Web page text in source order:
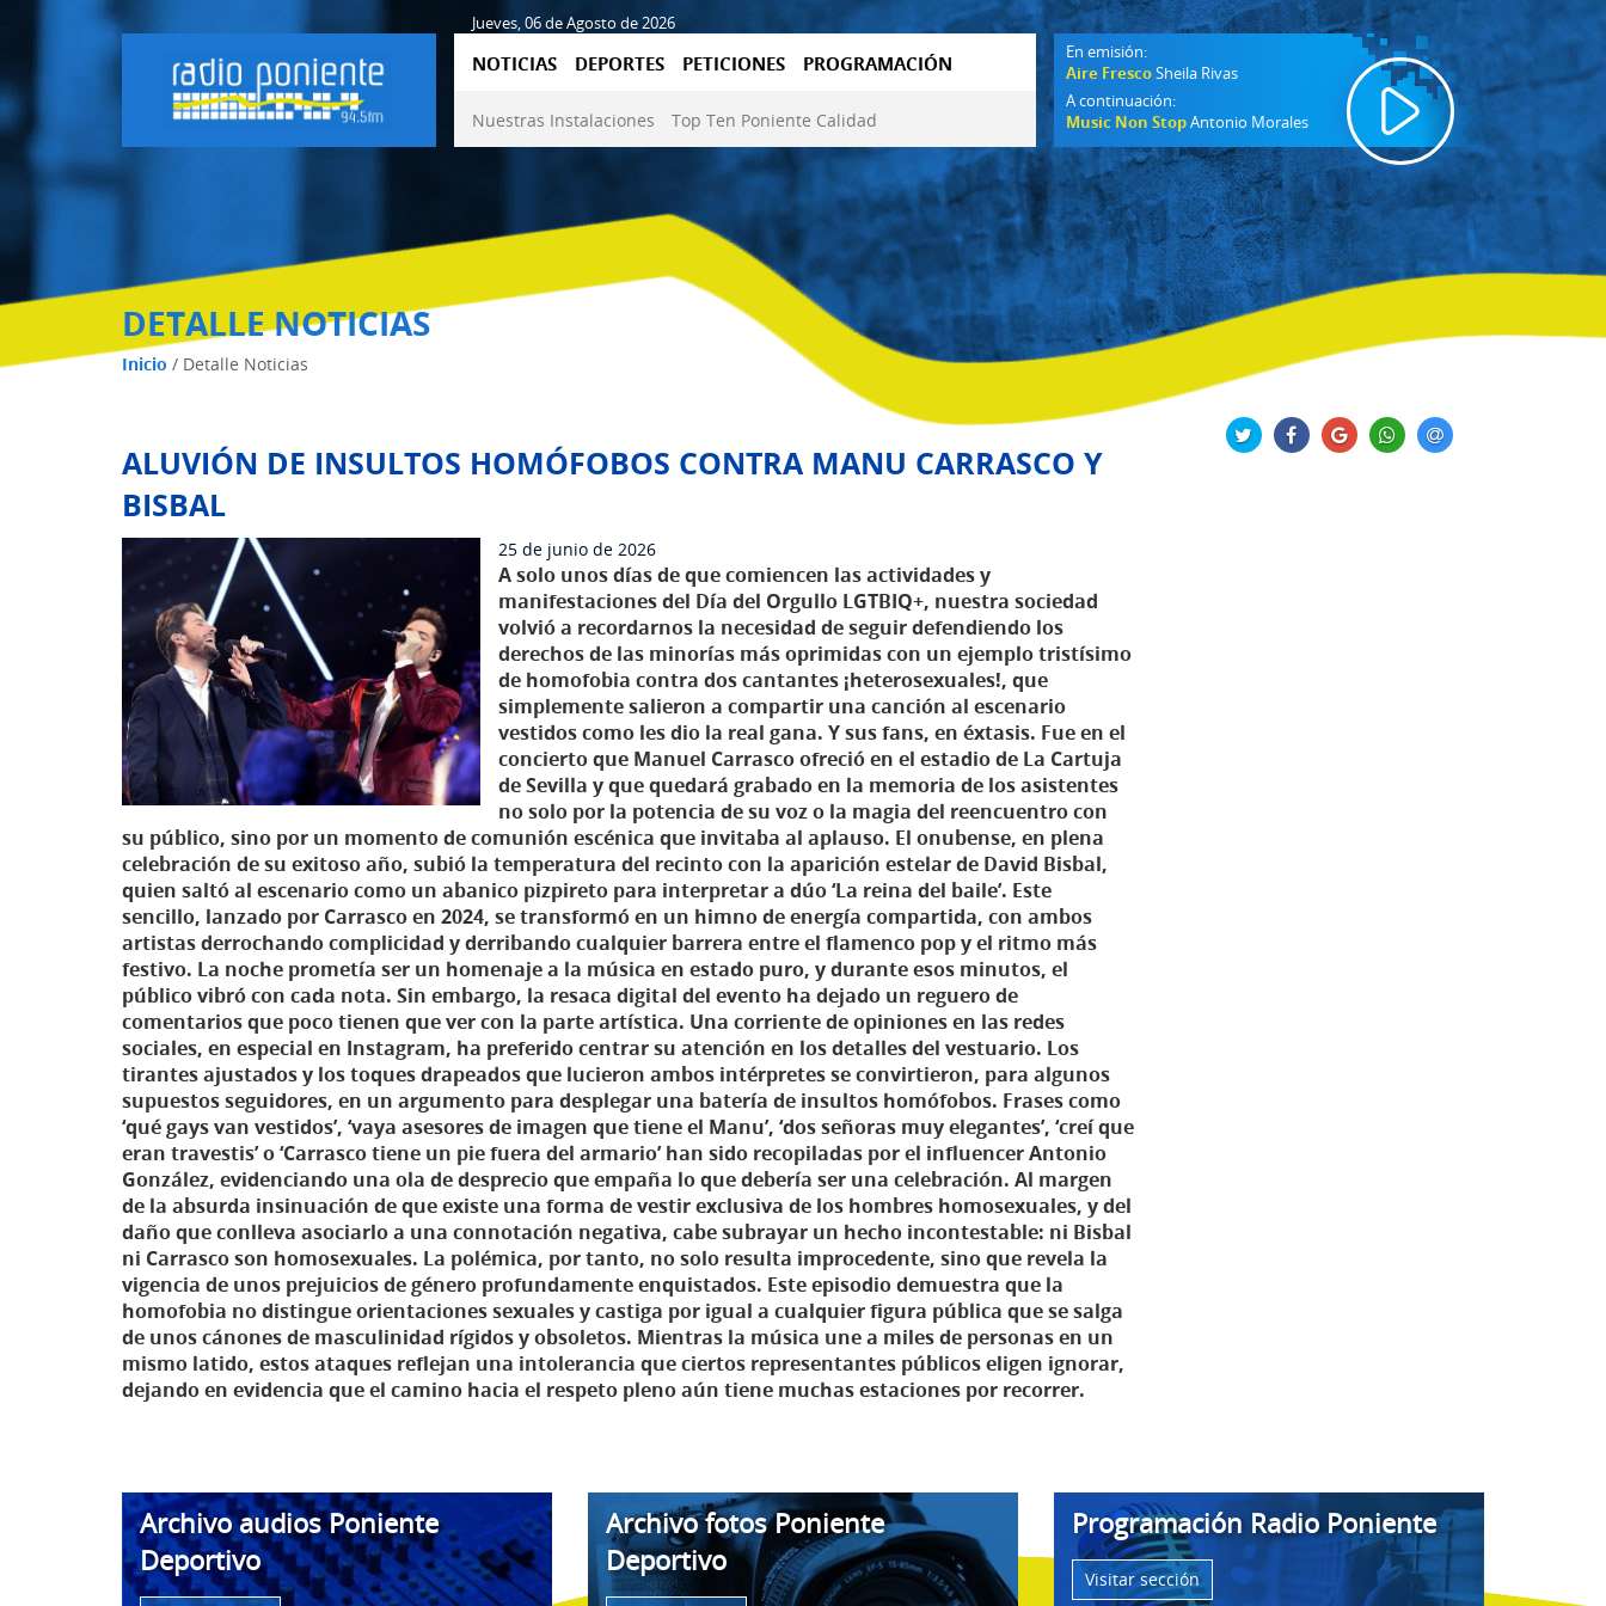
Jueves, 06 de Agosto de 2026
NOTICIAS DEPORTES PETICIONES PROGRAMACIÓN
Nuestras Instalaciones Top Ten Poniente Calidad
En emisión:
Aire FrescoSheila Rivas
A continuación:
Music Non StopAntonio Morales
DETALLE NOTICIAS
Inicio / Detalle Noticias
ALUVIÓN DE INSULTOS HOMÓFOBOS CONTRA MANU CARRASCO Y
BISBAL
25 de junio de 2026
A solo unos días de que comiencen las actividades y
manifestaciones del Día del Orgullo LGTBIQ+, nuestra sociedad
volvió a recordarnos la necesidad de seguir defendiendo los
derechos de las minorías más oprimidas con un ejemplo tristísimo
de homofobia contra dos cantantes ¡heterosexuales!, que
simplemente salieron a compartir una canción al escenario
vestidos como les dio la real gana. Y sus fans, en éxtasis. Fue en el
concierto que Manuel Carrasco ofreció en el estadio de La Cartuja
de Sevilla y que quedará grabado en la memoria de los asistentes
no solo por la potencia de su voz o la magia del reencuentro con
su público, sino por un momento de comunión escénica que invitaba al aplauso. El onubense, en plena
celebración de su exitoso año, subió la temperatura del recinto con la aparición estelar de David Bisbal,
quien saltó al escenario como un abanico pizpireto para interpretar a dúo ‘La reina del baile’. Este
sencillo, lanzado por Carrasco en 2024, se transformó en un himno de energía compartida, con ambos
artistas derrochando complicidad y derribando cualquier barrera entre el flamenco pop y el ritmo más
festivo. La noche prometía ser un homenaje a la música en estado puro, y durante esos minutos, el
público vibró con cada nota. Sin embargo, la resaca digital del evento ha dejado un reguero de
comentarios que poco tienen que ver con la parte artística. Una corriente de opiniones en las redes
sociales, en especial en Instagram, ha preferido centrar su atención en los detalles del vestuario. Los
tirantes ajustados y los toques drapeados que lucieron ambos intérpretes se convirtieron, para algunos
supuestos seguidores, en un argumento para desplegar una batería de insultos homófobos. Frases como
‘qué gays van vestidos’, ‘vaya asesores de imagen que tiene el Manu’, ‘dos señoras muy elegantes’, ‘creí que
eran travestis’ o ‘Carrasco tiene un pie fuera del armario’ han sido recopiladas por el influencer Antonio
González, evidenciando una ola de desprecio que empaña lo que debería ser una celebración. Al margen
de la absurda insinuación de que existe una forma de vestir exclusiva de los hombres homosexuales, y del
daño que conlleva asociarlo a una connotación negativa, cabe subrayar un hecho incontestable: ni Bisbal
ni Carrasco son homosexuales. La polémica, por tanto, no solo resulta improcedente, sino que revela la
vigencia de unos prejuicios de género profundamente enquistados. Este episodio demuestra que la
homofobia no distingue orientaciones sexuales y castiga por igual a cualquier figura pública que se salga
de unos cánones de masculinidad rígidos y obsoletos. Mientras la música une a miles de personas en un
mismo latido, estos ataques reflejan una intolerancia que ciertos representantes públicos eligen ignorar,
dejando en evidencia que el camino hacia el respeto pleno aún tiene muchas estaciones por recorrer.
Archivo audios Poniente
Deportivo
Archivo fotos Poniente
Deportivo
Programación Radio Poniente
Visitar sección